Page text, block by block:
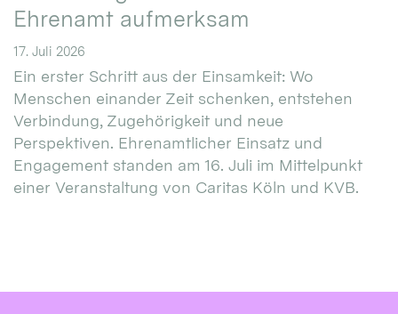
Ehrenamt aufmerksam
17. Juli 2026
Ein erster Schritt aus der Einsamkeit: Wo
Menschen einander Zeit schenken, entstehen
Verbindung, Zugehörigkeit und neue
Perspektiven. Ehrenamtlicher Einsatz und
Engagement standen am 16. Juli im Mittelpunkt
einer Veranstaltung von Caritas Köln und KVB.